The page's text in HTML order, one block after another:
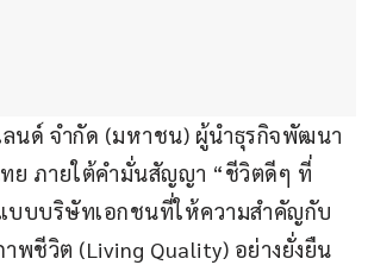
นด์ จำกัด (มหาชน) ผู้นำธุรกิจพัฒนา
ย ภายใต้คำมั่นสัญญา “ชีวิตดีๆ ที่
แบบบริษัทเอกชนที่ให้ความสำคัญกับ
พชีวิต (Living Quality) อย่างยั่งยืน